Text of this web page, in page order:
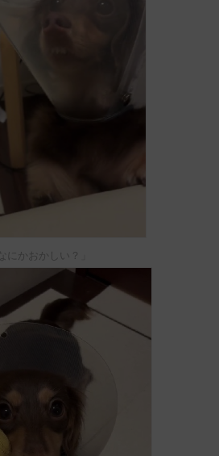
にかおかしい？」